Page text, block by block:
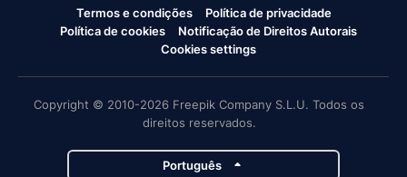
Termos e condições
Política de privacidade
Política de cookies
Notificação de Direitos Autorais
Cookies settings
Copyright © 2010-2026 Freepik Company S.L.U. Todos os
direitos reservados.
Português